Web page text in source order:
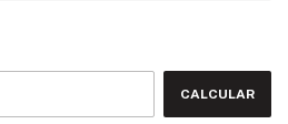
CALCULAR